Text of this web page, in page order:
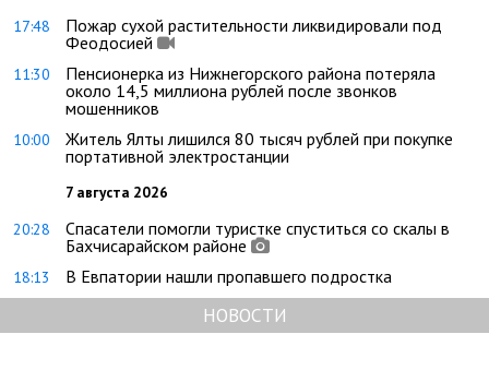
17:48
Пожар сухой растительности ликвидировали под
Феодосией
11:30
Пенсионерка из Нижнегорского района потеряла
около 14,5 миллиона рублей после звонков
мошенников
10:00
Житель Ялты лишился 80 тысяч рублей при покупке
портативной электростанции
7 августа 2026
20:28
Спасатели помогли туристке спуститься со скалы в
Бахчисарайском районе
18:13 В Евпатории нашли пропавшего подростка
НОВОСТИ